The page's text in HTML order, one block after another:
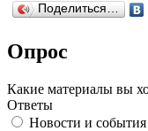
Поделиться…
Опрос
Какие материалы вы
Ответы
Новости и